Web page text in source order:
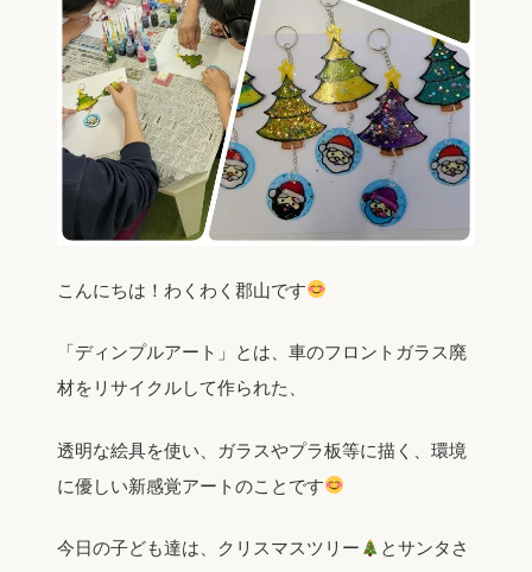
こんにちは！わくわく郡山です
「ディンプルアート」とは、車のフロントガラス廃
材をリサイクルして作られた、
透明な絵具を使い、ガラスやプラ板等に描く、環境
に優しい新感覚アートのことです
今日の子ども達は、クリスマスツリー
とサンタさ